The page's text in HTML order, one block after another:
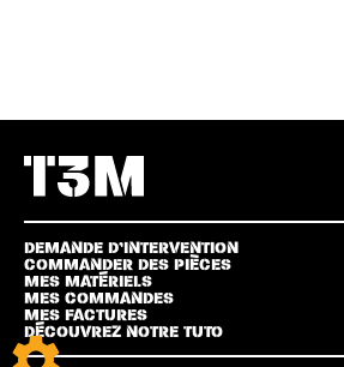
DEMANDE D’INTERVENTION
COMMANDER DES PIÈCES
MES MATÉRIELS
MES COMMANDES
MES FACTURES
DÉCOUVREZ NOTRE TUTO